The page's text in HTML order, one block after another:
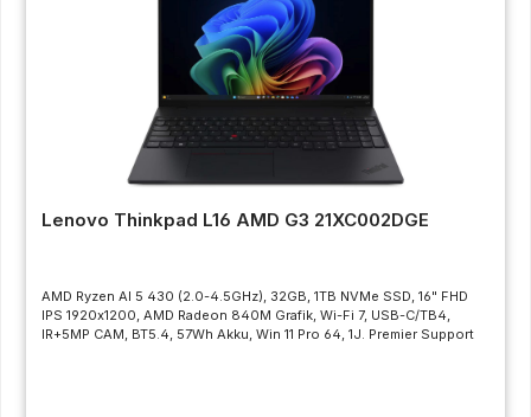
Lenovo Thinkpad L16 AMD G3 21XC002DGE
AMD Ryzen AI 5 430 (2.0-4.5GHz), 32GB, 1TB NVMe SSD, 16" FHD
IPS 1920x1200, AMD Radeon 840M Grafik, Wi-Fi 7, USB-C/TB4,
IR+5MP CAM, BT5.4, 57Wh Akku, Win 11 Pro 64, 1J. Premier Support